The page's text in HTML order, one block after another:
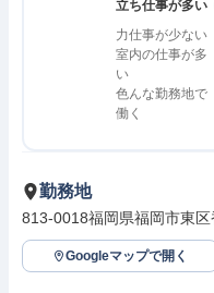
立ち仕事が多い
力仕事が少ない
室内の仕事が多
い
色んな勤務地で
働く
勤務地
813-0018福岡県福岡市東
Googleマップで開く